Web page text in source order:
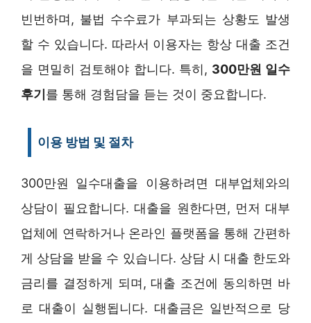
빈번하며, 불법 수수료가 부과되는 상황도 발생
할 수 있습니다. 따라서 이용자는 항상 대출 조건
을 면밀히 검토해야 합니다. 특히, 300만원 일수
후기를 통해 경험담을 듣는 것이 중요합니다.
이용 방법 및 절차
300만원 일수대출을 이용하려면 대부업체와의
상담이 필요합니다. 대출을 원한다면, 먼저 대부
업체에 연락하거나 온라인 플랫폼을 통해 간편하
게 상담을 받을 수 있습니다. 상담 시 대출 한도와
금리를 결정하게 되며, 대출 조건에 동의하면 바
로 대출이 실행됩니다. 대출금은 일반적으로 당